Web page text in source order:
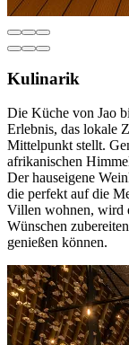
Kulinarik
Die Küche von Jao
Erlebnis, das lokale
Mittelpunkt stellt.
afrikanischen
Der hauseigene
die perfekt auf die
Villen wohnen, wird
Wünschen
genießen können.